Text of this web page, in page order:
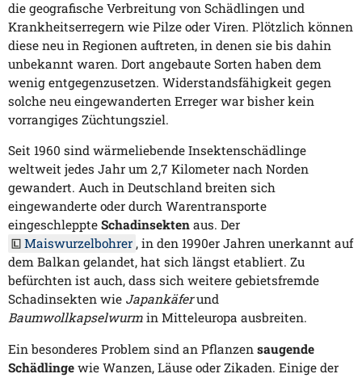
die geografische Verbreitung von Schädlingen und
Krankheitserregern wie Pilze oder Viren. Plötzlich können
diese neu in Regionen auftreten, in denen sie bis dahin
unbekannt waren. Dort angebaute Sorten haben dem
wenig entgegenzusetzen. Widerstandsfähigkeit gegen
solche neu eingewanderten Erreger war bisher kein
vorrangiges Züchtungsziel.
Seit 1960 sind wärmeliebende Insektenschädlinge
weltweit jedes Jahr um 2,7 Kilometer nach Norden
gewandert. Auch in Deutschland breiten sich
eingewanderte oder durch Warentransporte
eingeschleppte Schadinsekten aus. Der
Maiswurzelbohrer , in den 1990er Jahren unerkannt auf
dem Balkan gelandet, hat sich längst etabliert. Zu
befürchten ist auch, dass sich weitere gebietsfremde
Schadinsekten wie Japankäferund
Baumwollkapselwurm in Mitteleuropa ausbreiten.
Ein besonderes Problem sind an Pflanzen saugende
Schädlinge wie Wanzen, Läuse oder Zikaden. Einige der